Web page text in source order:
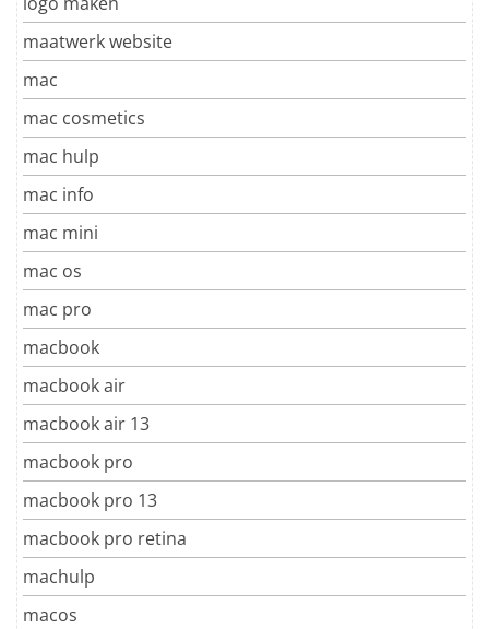
maatwerk website
mac
mac cosmetics
mac hulp
mac info
mac mini
mac os
mac pro
macbook
macbook air
macbook air 13
macbook pro
macbook pro 13
macbook pro retina
machulp
macos